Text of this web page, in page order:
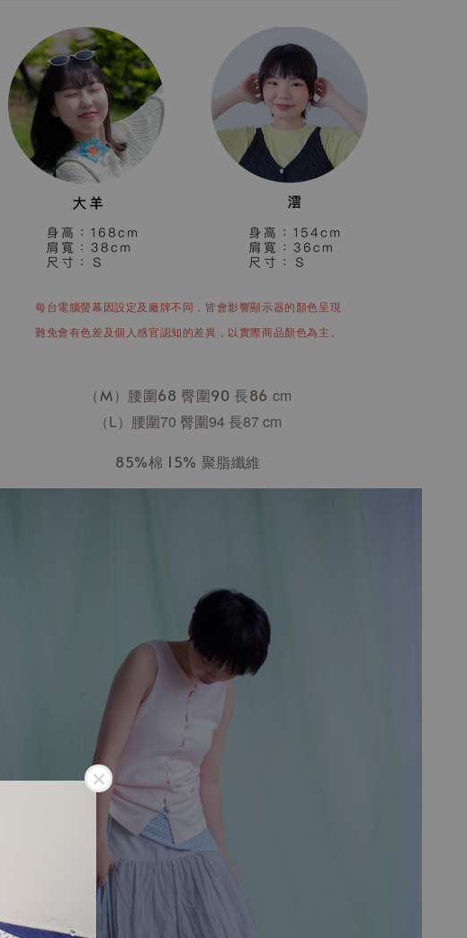
每台電腦螢幕因設定及廠牌不同，皆會影響顯示器的顏色呈現
難免會有色差及個人感官認知的差異，以實際商品顏色為主。
（M）腰圍68 臀圍90 長86 cm
（L）腰圍70 臀圍94 長87cm
85%棉 15% 聚脂纖維